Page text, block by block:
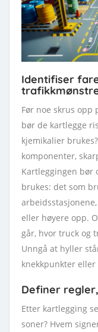
Identifiser
Før noe skrus opp
bør de kartlegge
kjemikalier
komponenter,
Kartleggingen bør
brukes: det som
eller høyere opp.
går, hvor truck og
Unngå at hyller
knekkpunkter
Definer
Etter kartlegging
soner? Hvem